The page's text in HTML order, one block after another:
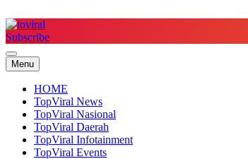
to
content
Subscribe
Menu
HOME
TopViral News
TopViral Nasional
TopViral Daerah
TopViral Infotainment
TopViral Events